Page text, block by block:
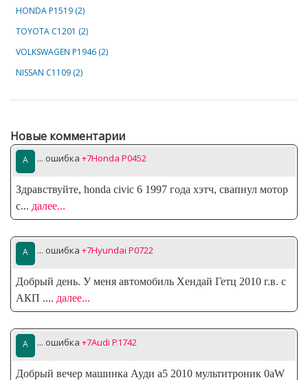
HONDA P1519 (2)
TOYOTA C1201 (2)
VOLKSWAGEN P1946 (2)
NISSAN C1109 (2)
Новые комментарии
... ошибка +7Honda P0452
Здравствуйте, honda civic 6 1997 года хэтч, свапнул мотор
с... далее...
... ошибка +7Hyundai P0722
Добрый день. У меня автомобиль Хендай Гетц 2010 г.в. с
АКП .... далее...
... ошибка +7Audi P1742
Добрый вечер машинка Ауди а5 2010 мультитроник 0аW